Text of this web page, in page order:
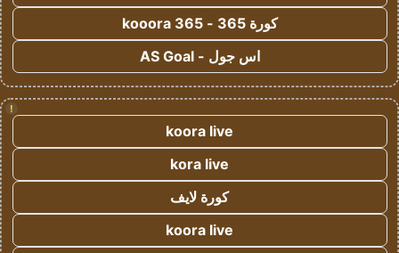
كورة 365 - kooora 365
اس جول - AS Goal
!
koora live
kora live
كورة لايف
koora live